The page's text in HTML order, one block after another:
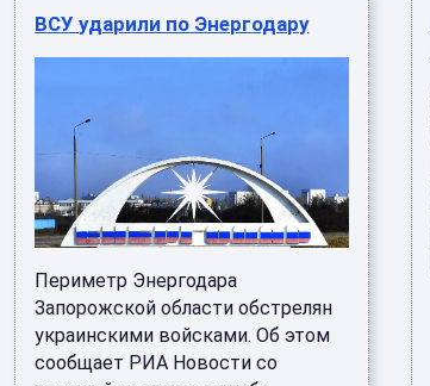
ВСУ ударили по Энергодару
Периметр Энергодара
Запорожской области обстрелян
украинскими войсками. Об этом
сообщает РИА Новости со